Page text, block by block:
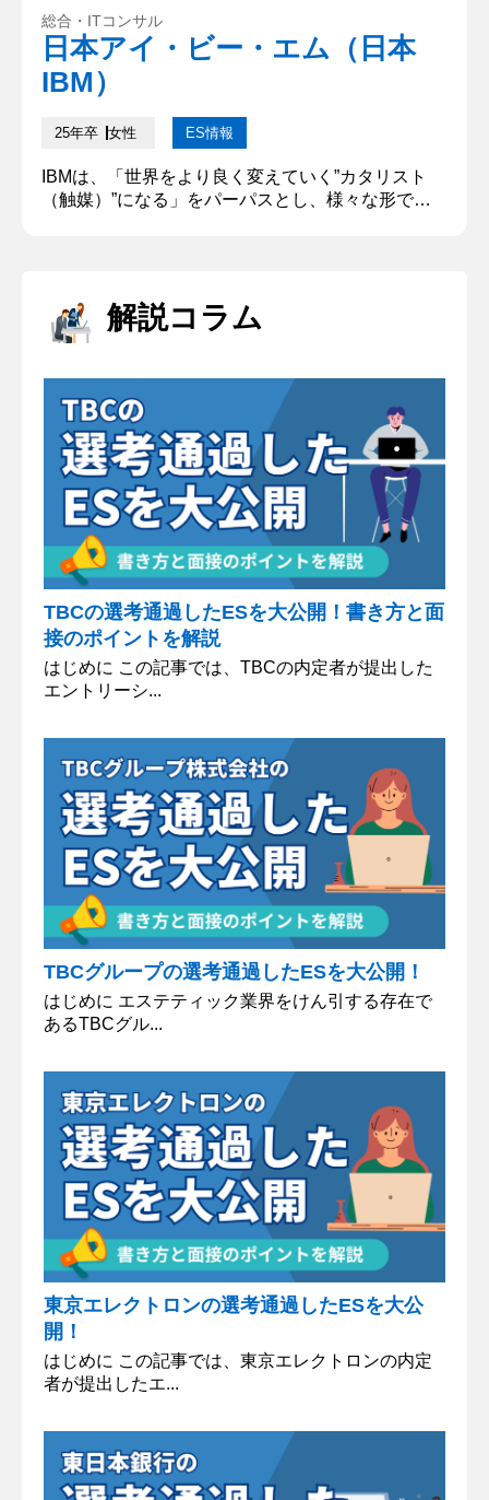
IBMで自分が果たしたい役割やIBMでの仕事を通じ
て成し遂げたいことを教えてください。 お客様の課
題を解決して成長を支え...
総合・ITコンサル
日本アイ・ビー・エム（日本
IBM）
25年卒 女性 ES情報
IBMは、「世界をより良く変えていく”カタリスト
（触媒）”になる」をパーパスとし、様々な形で社
IBMで自分が果たしたい役割やIBMでの仕事を通じ
て成し遂げたいことを教えてください。（500字以
解説コラム
TBCの選考通過したESを大公開！書き方と面
接のポイントを解説
はじめに この記事では、TBCの内定者が提出した
エントリーシ...
TBCグループの選考通過したESを大公開！
はじめに エステティック業界をけん引する存在で
あるTBCグル...
東京エレクトロンの選考通過したESを大公
開！
はじめに この記事では、東京エレクトロンの内定
者が提出したエ...